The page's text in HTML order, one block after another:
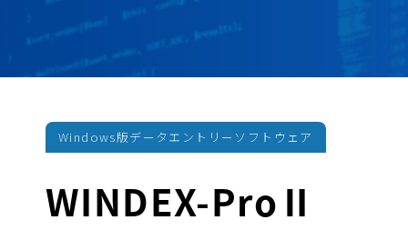
Windows版データエントリーソフトウェア
WINDEX-ProⅡ